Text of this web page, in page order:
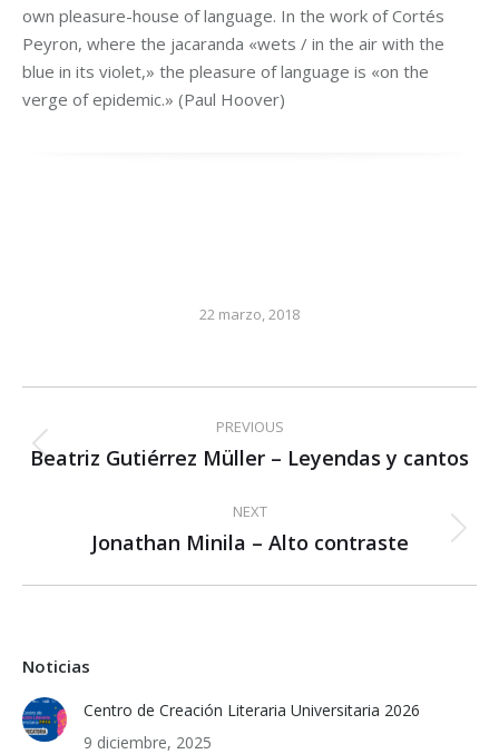
own pleasure-house of language. In the work of Cortés
Peyron, where the jacaranda «wets / in the air with the
blue in its violet,» the pleasure of language is «on the
verge of epidemic.» (Paul Hoover)
22 marzo, 2018
navigation
PREVIOUS
Previous
Beatriz Gutiérrez Müller – Leyendas y cantos
NEXT
Next
Jonathan Minila – Alto contraste
Noticias
Centro de Creación Literaria Universitaria 2026
9 diciembre, 2025